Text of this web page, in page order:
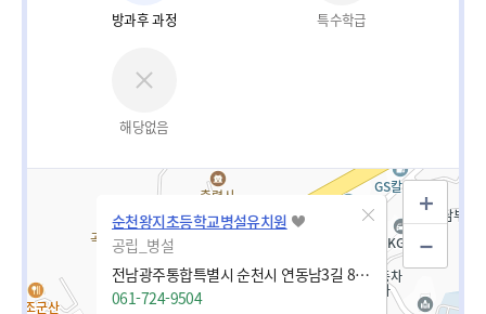
방과후 과정 특수학급
해당없음
순천왕지초등학교병설유치원
공립_병설
전남광주통합특별시 순천시 연동남3길 8 (조례동)
061-724-9504